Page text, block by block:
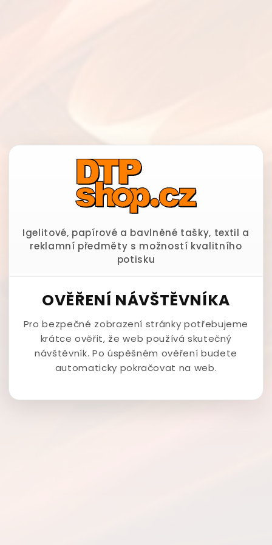
Igelitové, papírové a bavlněné tašky, textil a
reklamní předměty s možností kvalitního
potisku
OVĚŘENÍ NÁVŠTĚVNÍKA
Pro bezpečné zobrazení stránky potřebujeme
krátce ověřit, že web používá skutečný
návštěvník. Po úspěšném ověření budete
automaticky pokračovat na web.